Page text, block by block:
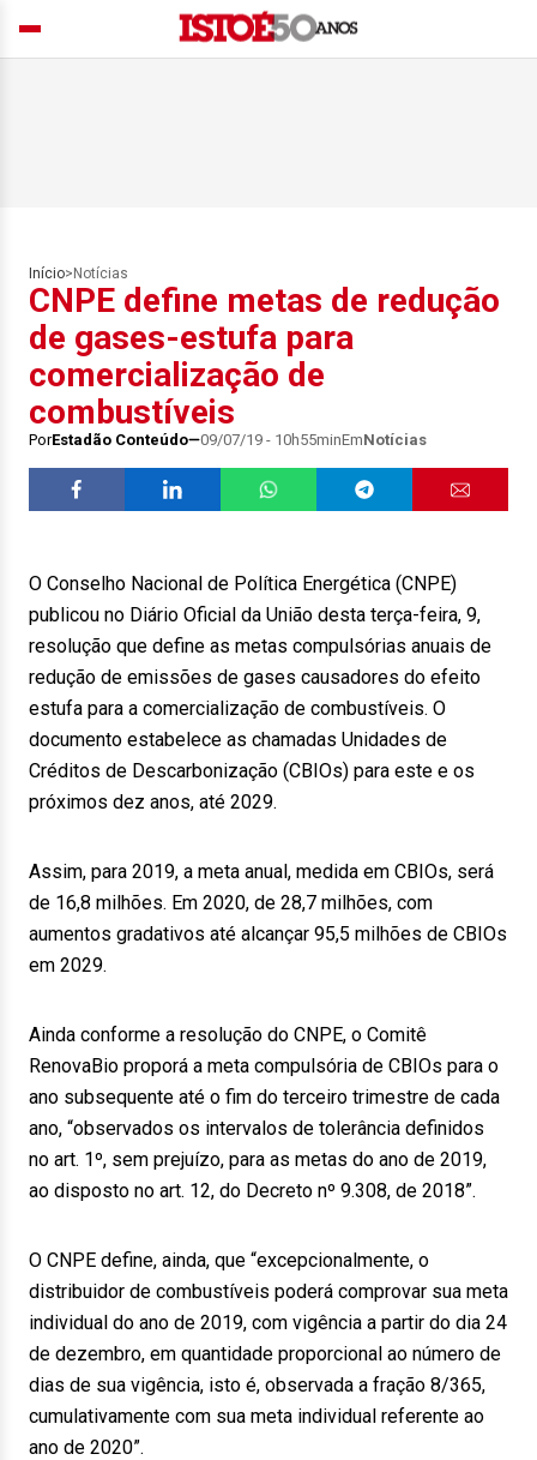
Início> Notícias
CNPE define metas de redução
de gases-estufa para
comercialização de
combustíveis
PorEstadão Conteúdo 09/07/19 - 10h55minEmNotícias
O Conselho Nacional de Política Energética (CNPE)
publicou no Diário Oficial da União desta terça-feira, 9,
resolução que define as metas compulsórias anuais de
redução de emissões de gases causadores do efeito
estufa para a comercialização de combustíveis. O
documento estabelece as chamadas Unidades de
Créditos de Descarbonização (CBIOs) para este e os
próximos dez anos, até 2029.
Assim, para 2019, a meta anual, medida em CBIOs, será
de 16,8 milhões. Em 2020, de 28,7 milhões, com
aumentos gradativos até alcançar 95,5 milhões de CBIOs
em 2029.
Ainda conforme a resolução do CNPE, o Comitê
RenovaBio proporá a meta compulsória de CBIOs para o
ano subsequente até o fim do terceiro trimestre de cada
ano, “observados os intervalos de tolerância definidos
no art. 1º, sem prejuízo, para as metas do ano de 2019,
ao disposto no art. 12, do Decreto nº 9.308, de 2018”.
O CNPE define, ainda, que “excepcionalmente, o
distribuidor de combustíveis poderá comprovar sua meta
individual do ano de 2019, com vigência a partir do dia 24
de dezembro, em quantidade proporcional ao número de
dias de sua vigência, isto é, observada a fração 8/365,
cumulativamente com sua meta individual referente ao
ano de 2020”.